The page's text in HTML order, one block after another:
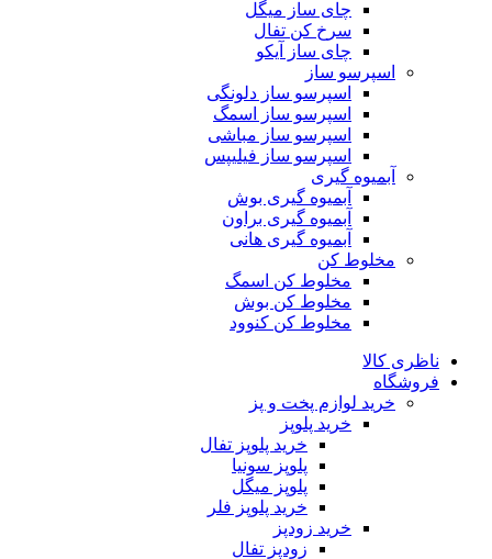
چای ساز میگل
سرخ کن تفال
چای ساز آیکو
اسپرسو ساز
اسپرسو ساز دلونگی
اسپرسو ساز اسمگ
اسپرسو ساز مباشی
اسپرسو ساز فیلیپس
آبمیوه گیری
آبمیوه گیری بوش
آبمیوه گیری براون
آبمیوه گیری هانی
مخلوط کن
مخلوط کن اسمگ
مخلوط کن بوش
مخلوط کن کنوود
ناظری کالا
فروشگاه
خرید لوازم پخت و پز
خرید پلوپز
خرید پلوپز تفال
پلوپز سونیا
پلوپز میگل
خرید پلوپز فلر
خرید زودپز
زودپز تفال